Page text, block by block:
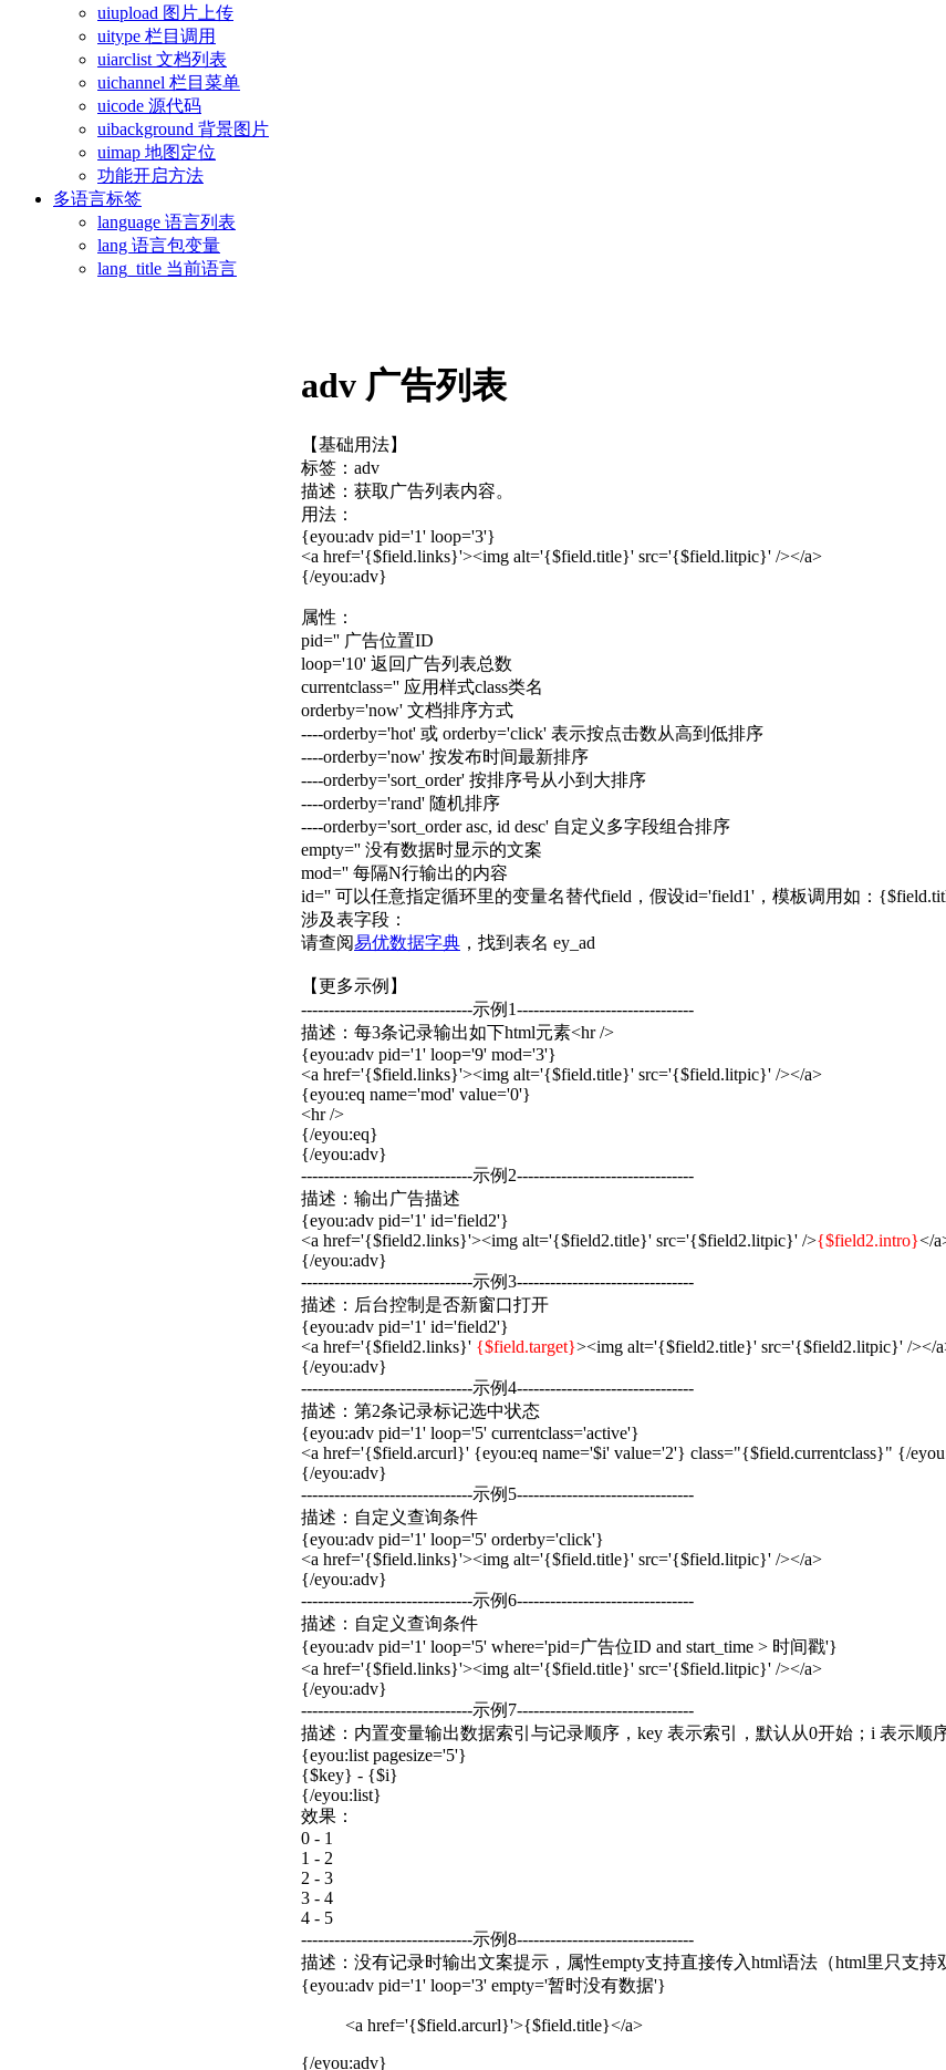
uiupload 图片上传
uitype 栏目调用
uiarclist 文档列表
uichannel 栏目菜单
uicode 源代码
uibackground 背景图片
uimap 地图定位
功能开启方法
多语言标签
language 语言列表
lang 语言包变量
lang_title 当前语言
adv 广告列表
【基础用法】
标签：adv
描述：获取广告列表内容。
用法：
{eyou:adv pid='1' loop='3'}
<a href='{$field.links}'><img alt='{$field.title}' src='{$field.litpic}' /></a>
{/eyou:adv}
属性：
pid='' 广告位置ID
loop='10' 返回广告列表总数
currentclass='' 应用样式class类名
orderby='now' 文档排序方式
----orderby='hot' 或 orderby='click' 表示按点击数从高到低排序
----orderby='now' 按发布时间最新排序
----orderby='sort_order' 按排序号从小到大排序
----orderby='rand' 随机排序
----orderby='sort_order asc, id desc' 自定义多字段组合排序
empty='' 没有数据时显示的文案
mod='' 每隔N行输出的内容
id='' 可以任意指定循环里的变量名替代field，假设id='field1'，模板调用如：
涉及表字段：
请查阅易优数据字典 ，找到表名 ey_ad
【更多示例】
-------------------------------示例1--------------------------------
描述：每3条记录输出如下html元素<hr />
{eyou:adv pid='1' loop='9' mod='3'}
<a href='{$field.links}'><img alt='{$field.title}' src='{$field.litpic}' /></a>
{eyou:eq name='mod' value='0'}
<hr />
{/eyou:eq}
{/eyou:adv}
-------------------------------示例2--------------------------------
描述：输出广告描述
{eyou:adv pid='1' id='field2'}
<a href='{$field2.links}'><img alt='{$field2.title}' src='{$field2.litpic}' />{$field2.intro}</
{/eyou:adv}
-------------------------------示例3--------------------------------
描述：后台控制是否新窗口打开
{eyou:adv pid='1' id='field2'}
<a href='{$field2.links}' {$field.target}><img alt='{$field2.title}' src='{$field2.litpic}' /></
{/eyou:adv}
-------------------------------示例4--------------------------------
描述：第2条记录标记选中状态
{eyou:adv pid='1' loop='5' currentclass='active'}
<a href='{$field.arcurl}' {eyou:eq name='$i' value='2'} class="{$field.currentclass}" {/
{/eyou:adv}
-------------------------------示例5--------------------------------
描述：自定义查询条件
{eyou:adv pid='1' loop='5' orderby='click'}
<a href='{$field.links}'><img alt='{$field.title}' src='{$field.litpic}' /></a>
{/eyou:adv}
-------------------------------示例6--------------------------------
描述：自定义查询条件
{eyou:adv pid='1' loop='5' where='pid=广告位ID and start_time > 时间戳'}
<a href='{$field.links}'><img alt='{$field.title}' src='{$field.litpic}' /></a>
{/eyou:adv}
-------------------------------示例7--------------------------------
描述：内置变量输出数据索引与记录顺序，key 表示索引，默认从0开始；i 表示顺
{eyou:list pagesize='5'}
{$key} - {$i}
{/eyou:list}
效果：
0 - 1
1 - 2
2 - 3
3 - 4
4 - 5
-------------------------------示例8--------------------------------
描述：没有记录时输出文案提示，属性empty支持直接传入html语法（html里只支持
{eyou:adv pid='1' loop='3' empty='暂时没有数据'}
<a href='{$field.arcurl}'>{$field.title}</a>
{/eyou:adv}